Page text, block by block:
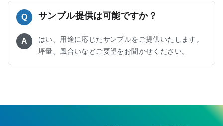
Q サンプル提供は可能ですか？
A
はい、用途に応じたサンプルをご提供いたします。
坪量、風合いなどご要望をお聞かせください。